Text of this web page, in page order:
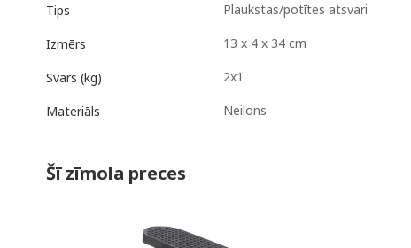
Tips Plaukstas/potītes atsvari
Izmērs 13 x 4 x 34 cm
Svars (kg) 2x1
Materiāls Neilons
Šī zīmola preces